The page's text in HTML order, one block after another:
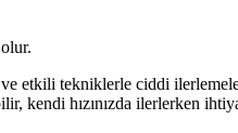
etkili tekniklerle ciddi
kendi hızınızda ilerlerken